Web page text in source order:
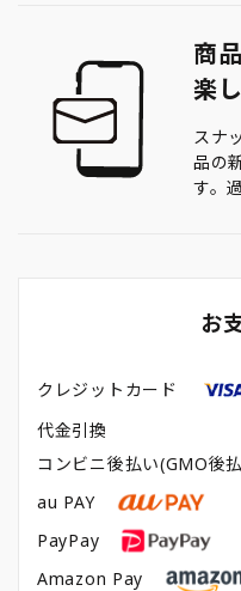
商
楽
スナ
品の
す。
お
クレジットカード
代金引換
コンビニ後払い(GMO後
au PAY
PayPay
Amazon Pay